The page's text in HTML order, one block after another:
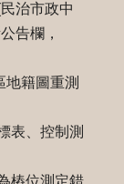
治市政中
告欄，
地籍圖重測
表、控制測
樁位測定錯